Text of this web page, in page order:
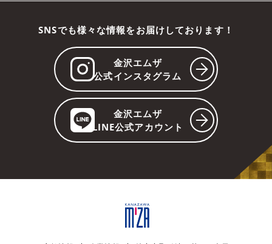
SNSでも様々な情報をお届けしております！
金沢エムザ
公式インスタグラム
金沢エムザ
LINE公式アカウント